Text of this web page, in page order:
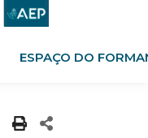
ESPAÇO DO